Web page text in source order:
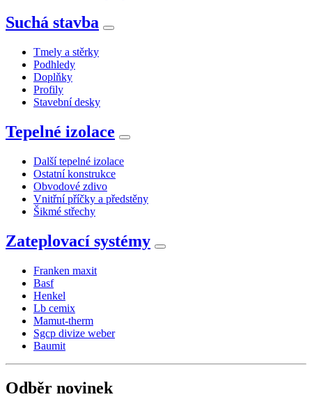
Suchá stavba
Tmely a stěrky
Podhledy
Doplňky
Profily
Stavební desky
Tepelné izolace
Další tepelné izolace
Ostatní konstrukce
Obvodové zdivo
Vnitřní příčky a předstěny
Šikmé střechy
Zateplovací systémy
Franken maxit
Basf
Henkel
Lb cemix
Mamut-therm
Sgcp divize weber
Baumit
Odběr novinek